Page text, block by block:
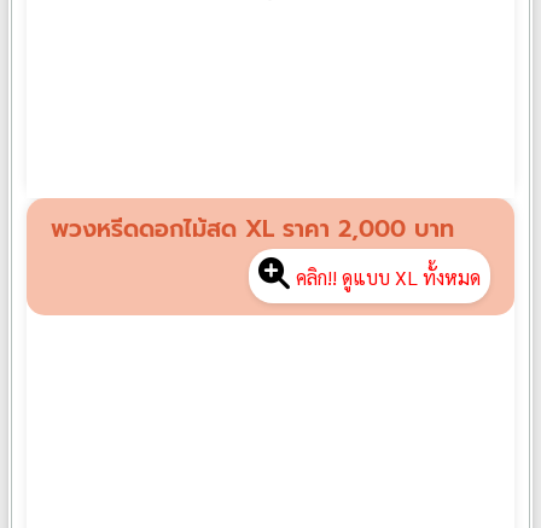
พวงหรีดดอกไม้สด XL ราคา 2,000 บาท
คลิก!! ดูแบบ XL ทั้งหมด